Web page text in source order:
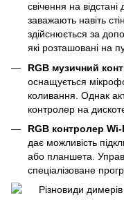
свічення на
заважають навіть
здійснюється за
які розташовані на
RGB музичний
оснащується
коливання. Однак
контролер на
RGB контролер Wi-
дає можливість
або планшета.
спеціалізоване